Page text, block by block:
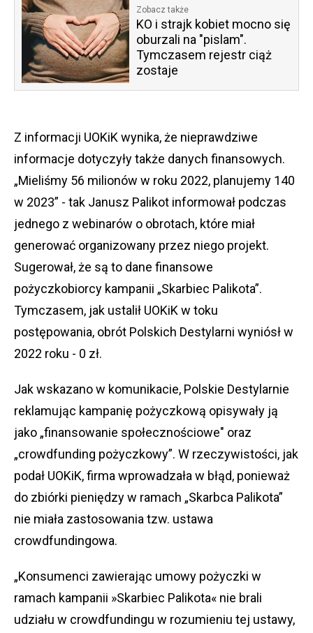
Zobacz także
KO i strajk kobiet mocno się
oburzali na "pislam".
Tymczasem rejestr ciąż
zostaje
Z informacji UOKiK wynika, że nieprawdziwe
informacje dotyczyły także danych finansowych.
„Mieliśmy 56 milionów w roku 2022, planujemy 140
w 2023” - tak Janusz Palikot informował podczas
jednego z webinarów o obrotach, które miał
generować organizowany przez niego projekt.
Sugerował, że są to dane finansowe
pożyczkobiorcy kampanii „Skarbiec Palikota”.
Tymczasem, jak ustalił UOKiK w toku
postępowania, obrót Polskich Destylarni wyniósł w
2022 roku - 0 zł.
Jak wskazano w komunikacie, Polskie Destylarnie
reklamując kampanię pożyczkową opisywały ją
jako „finansowanie społecznościowe" oraz
„crowdfunding pożyczkowy”. W rzeczywistości, jak
podał UOKiK, firma wprowadzała w błąd, ponieważ
do zbiórki pieniędzy w ramach „Skarbca Palikota”
nie miała zastosowania tzw. ustawa
crowdfundingowa.
„Konsumenci zawierając umowy pożyczki w
ramach kampanii »Skarbiec Palikota« nie brali
udziału w crowdfundingu w rozumieniu tej ustawy,